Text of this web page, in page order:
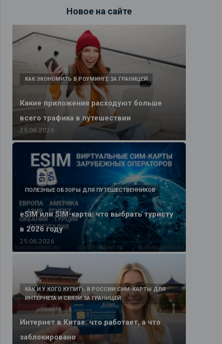
Новое на сайте
Какие приложения расходуют больше
всего трафика в путешествии
КАК ЭКОНОМИТЬ В РОУМИНГЕ ЗА ГРАНИЦЕЙ
25.06.2026
eSIM или SIM-карта: что выбрать туристу
в 2026 году
ПОЛЕЗНЫЕ ОБЗОРЫ ДЛЯ ПУТЕШЕСТВЕННИКОВ
25.06.2026
Интернет в Китае: что работает, а что
заблокировано
КАК И У КОГО КУПИТЬ В РОССИИ СИМ-КАРТЫ ДЛЯ
ИНТЕРНЕТА И СВЯЗИ ЗА ГРАНИЦЕЙ